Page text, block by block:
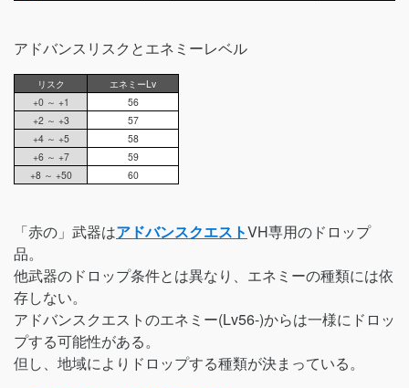
アドバンスリスクとエネミーレベル
リスク
エネミーLv
+0 ～ +1
56
+2 ～ +3
57
+4 ～ +5
58
+6 ～ +7
59
+8 ～ +50
60
「赤の」武器はアドバンスクエストVH専用のドロップ
品。
他武器のドロップ条件とは異なり、エネミーの種類には依
存しない。
アドバンスクエストのエネミー(Lv56-)からは一様にドロッ
プする可能性がある。
但し、地域によりドロップする種類が決まっている。